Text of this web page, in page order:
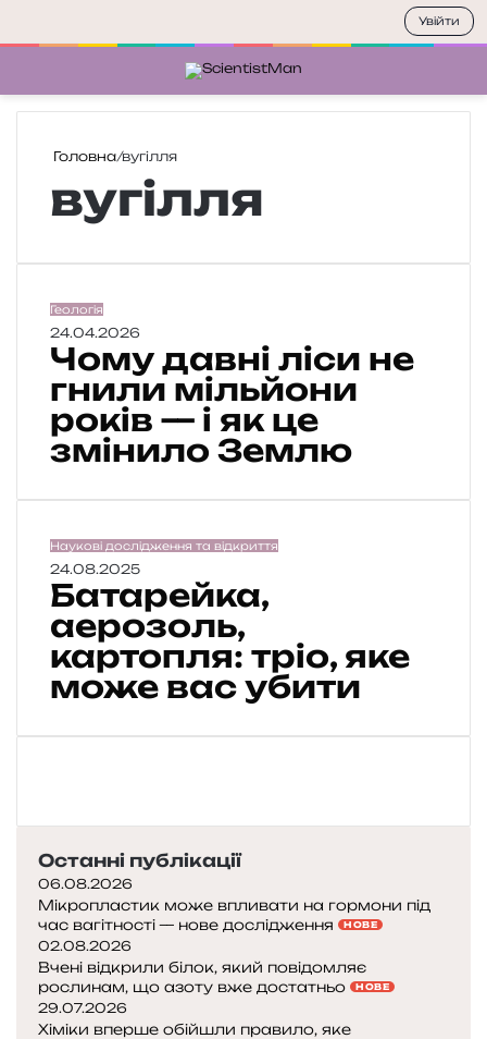
Головна/вугілля
вугілля
Ч
о
м
д
а
в
і
с
и
н
е
г
и
й
о
н
и
р
о
к
і
Геологія
24.04.2026
Чому давні ліси не
гнили мільйони
років — і як це
змінило Землю
Б
а
т
р
е
й
з
о
л
ь
к
а
р
Наукові дослідження та відкриття
24.08.2025
Батарейка,
аерозоль,
картопля: тріо, яке
може вас убити
Останні публікації
06.08.2026
Мікропластик може впливати на гормони під
час вагітності — нове дослідження
НОВЕ
02.08.2026
Вчені відкрили білок, який повідомляє
рослинам, що азоту вже достатньо
НОВЕ
29.07.2026
Хіміки вперше обійшли правило, яке
Увійти